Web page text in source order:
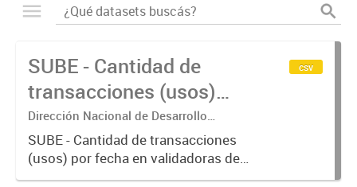
SUBE - Cantidad de
transacciones (usos)
por fecha
Dirección Nacional de Desarrollo
Tecnológico - Ministerio de Transporte.
SUBE - Cantidad de transacciones
(usos) por fecha en validadoras de
la red SUBE.
csv